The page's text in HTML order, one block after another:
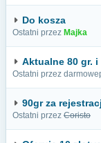
Do kosza
Ostatni przez Majka
Aktualne 80 gr.
Ostatni przez
90gr za
Ostatni przez Coristo